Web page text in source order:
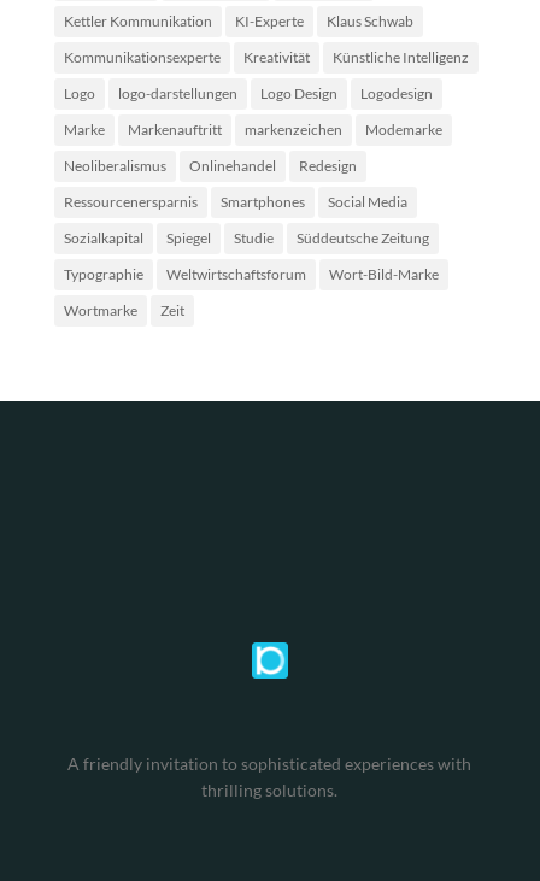
Kettler Kommunikation
KI-Experte
Klaus Schwab
Kommunikationsexperte
Kreativität
Künstliche Intelligenz
Logo
logo-darstellungen Logo Design
Logodesign
Marke
Markenauftritt markenzeichen
Modemarke
Neoliberalismus
Onlinehandel
Redesign
Ressourcenersparnis
Smartphones
Social Media
Sozialkapital
Spiegel Studie
Süddeutsche Zeitung
Typographie
Weltwirtschaftsforum
Wort-Bild-Marke
Wortmarke
Zeit
A friendly invitation to sophisticated experiences with
thrilling solutions.